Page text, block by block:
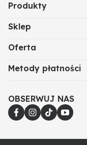
Produkty
Sklep
Oferta
Metody płatności
OBSERWUJ NAS